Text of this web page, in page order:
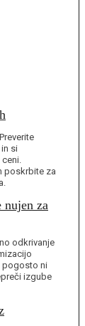
si
poskrbite za
nujen za
odkrivanje
pogosto ni
izgube